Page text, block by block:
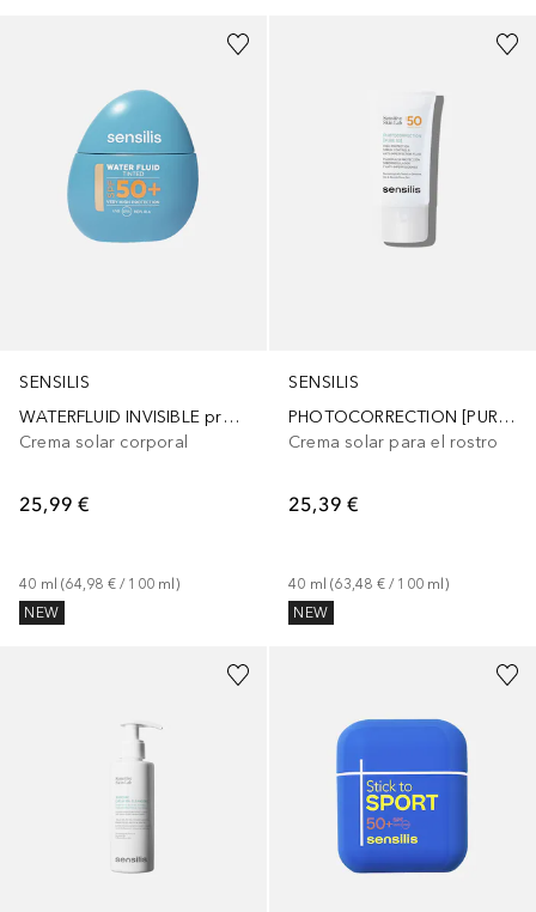
SENSILIS
WATERFLUID INVISIBLE protector solar con color SPF50+
Crema solar corporal
25,99 €
40 ml (64,98 € / 100 ml)
NEW
SENSILIS
PHOTOCORRECTION [PURE 50] fluido alta protección SPF50
Crema solar para el rostro
25,39 €
40 ml (63,48 € / 100 ml)
NEW